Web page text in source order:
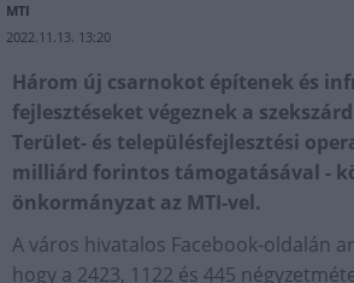
MTI
2022.11.13. 13:20
Három új csarnokot építenek és
fejlesztéseket végeznek a
Terület- és településfejlesztési
milliárd forintos támogatásával -
önkormányzat az MTI-vel.
A város hivatalos Facebook-oldalán
hogy a 2423, 1122 és 445